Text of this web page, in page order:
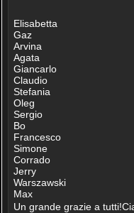
Elisabetta
Gaz
Arvina
Agata
Giancarlo
Claudio
Stefania
Oleg
Sergio
Bo
Francesco
Simone
Corrado
Jerry
Warszawski
Max
Un grande grazie a